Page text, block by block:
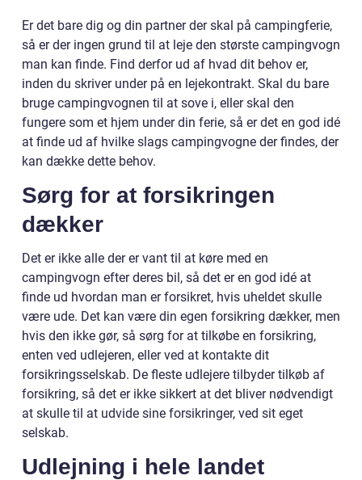
Er det bare dig og din partner der skal på campingferie,
så er der ingen grund til at leje den største campingvogn
man kan finde. Find derfor ud af hvad dit behov er,
inden du skriver under på en lejekontrakt. Skal du bare
bruge campingvognen til at sove i, eller skal den
fungere som et hjem under din ferie, så er det en god idé
at finde ud af hvilke slags campingvogne der findes, der
kan dække dette behov.
Sørg for at forsikringen
dækker
Det er ikke alle der er vant til at køre med en
campingvogn efter deres bil, så det er en god idé at
finde ud hvordan man er forsikret, hvis uheldet skulle
være ude. Det kan være din egen forsikring dækker, men
hvis den ikke gør, så sørg for at tilkøbe en forsikring,
enten ved udlejeren, eller ved at kontakte dit
forsikringsselskab. De fleste udlejere tilbyder tilkøb af
forsikring, så det er ikke sikkert at det bliver nødvendigt
at skulle til at udvide sine forsikringer, ved sit eget
selskab.
Udlejning i hele landet